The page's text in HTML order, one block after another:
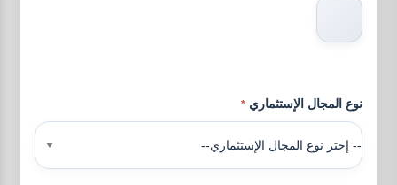
نوع المجال الإستثماري*
-- إختر نوع المجال الإستثماري--